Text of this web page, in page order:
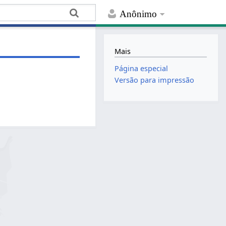
Anônimo
Mais
Página especial
Versão para impressão